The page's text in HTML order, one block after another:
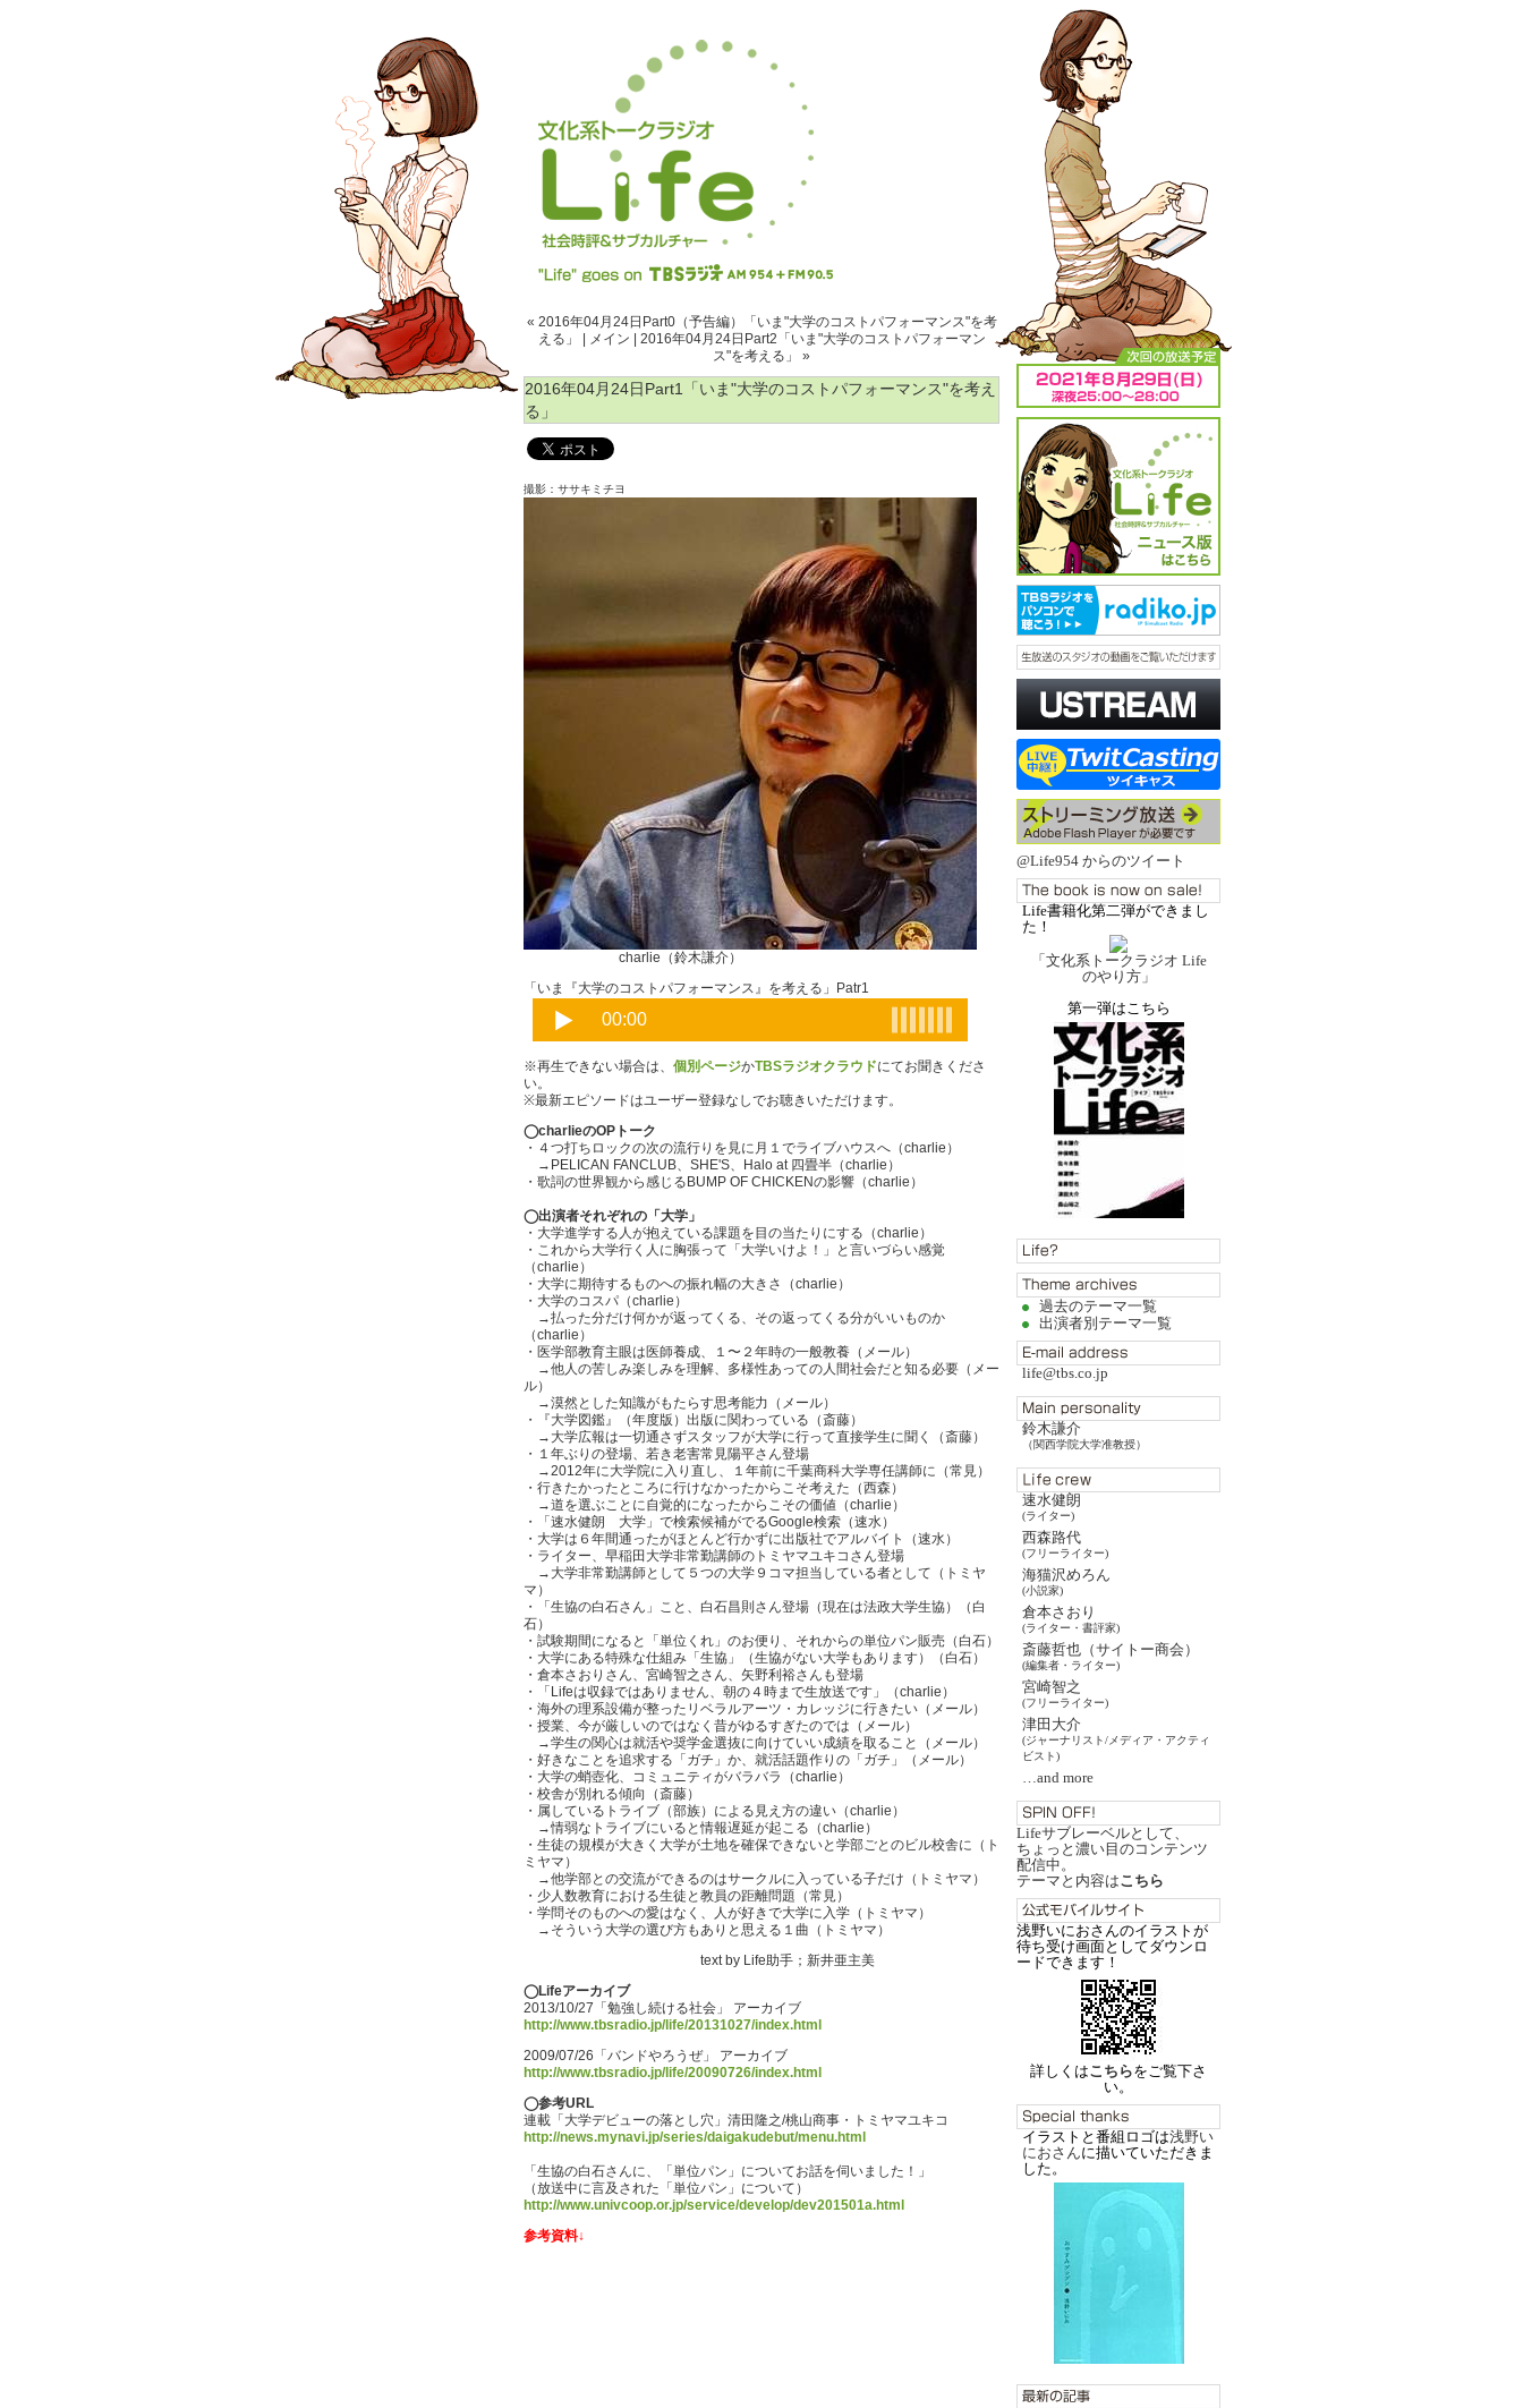
@Life954 からのツイート
Life書籍化第二弾ができまし
た！
「文化系トークラジオ Life
のやり方」
第一弾はこちら
過去のテーマ一覧
出演者別テーマ一覧
life@tbs.co.jp
鈴木謙介
（関西学院大学准教授）
速水健朗
(ライター)
西森路代
(フリーライター)
海猫沢めろん
(小説家)
倉本さおり
(ライター・書評家)
斎藤哲也（サイトー商会）
(編集者・ライター)
宮崎智之
(フリーライター)
津田大介
(ジャーナリスト/メディア・アクティ
ビスト)
…and more
Lifeサブレーベルとして、
ちょっと濃い目のコンテンツ
配信中。
テーマと内容はこちら
浅野いにおさんのイラストが
待ち受け画面としてダウンロ
ードできます！
詳しくはこちらをご覧下さ
い。
イラストと番組ロゴは浅野い
におさんに描いていただきま
した。
« 2016年04月24日Part0（予告編）「いま"大学のコストパフォーマンス"を考
える」
メイン
2016年04月24日Part2「いま"大学のコストパフォーマン
ス"を考える」 »
2016年04月24日Part1「いま"大学のコストパフォーマンス"を考え
る」
撮影：ササキミチヨ
charlie（鈴木謙介）
「いま『大学のコストパフォーマンス』を考える」Patr1
※再生できない場合は、 個別ページかTBSラジオクラウドにてお聞きくださ
い。
※最新エピソードはユーザー登録なしでお聴きいただけます。
◯charlieのOPトーク
・４つ打ちロックの次の流行りを見に月１でライブハウスへ（charlie）
→PELICAN FANCLUB、SHE'S、Halo at 四畳半（charlie）
・歌詞の世界観から感じるBUMP OF CHICKENの影響（charlie）
◯出演者それぞれの「大学」
・大学進学する人が抱えている課題を目の当たりにする（charlie）
・これから大学行く人に胸張って「大学いけよ！」と言いづらい感覚
（charlie）
・大学に期待するものへの振れ幅の大きさ（charlie）
・大学のコスパ（charlie）
→払った分だけ何かが返ってくる、その返ってくる分がいいものか
（charlie）
・医学部教育主眼は医師養成、１〜２年時の一般教養（メール）
→他人の苦しみ楽しみを理解、多様性あっての人間社会だと知る必要（メー
ル）
→漠然とした知識がもたらす思考能力（メール）
・『大学図鑑』（年度版）出版に関わっている（斎藤）
→大学広報は一切通さずスタッフが大学に行って直接学生に聞く（斎藤）
・１年ぶりの登場、若き老害常見陽平さん登場
→2012年に大学院に入り直し、１年前に千葉商科大学専任講師に（常見）
・行きたかったところに行けなかったからこそ考えた（西森）
→道を選ぶことに自覚的になったからこその価値（charlie）
・「速水健朗 大学」で検索候補がでるGoogle検索（速水）
・大学は６年間通ったがほとんど行かずに出版社でアルバイト（速水）
・ライター、早稲田大学非常勤講師のトミヤマユキコさん登場
→大学非常勤講師として５つの大学９コマ担当している者として（トミヤ
マ）
・「生協の白石さん」こと、白石昌則さん登場（現在は法政大学生協）（白
石）
・試験期間になると「単位くれ」のお便り、それからの単位パン販売（白石）
・大学にある特殊な仕組み「生協」（生協がない大学もあります）（白石）
・倉本さおりさん、宮崎智之さん、矢野利裕さんも登場
・「Lifeは収録ではありません、朝の４時まで生放送です」（charlie）
・海外の理系設備が整ったリベラルアーツ・カレッジに行きたい（メール）
・授業、今が厳しいのではなく昔がゆるすぎたのでは（メール）
→学生の関心は就活や奨学金選抜に向けていい成績を取ること（メール）
・好きなことを追求する「ガチ」か、就活話題作りの「ガチ」（メール）
・大学の蛸壺化、コミュニティがバラバラ（charlie）
・校舎が別れる傾向（斎藤）
・属しているトライブ（部族）による見え方の違い（charlie）
→情弱なトライブにいると情報遅延が起こる（charlie）
・生徒の規模が大きく大学が土地を確保できないと学部ごとのビル校舎に（ト
ミヤマ）
→他学部との交流ができるのはサークルに入っている子だけ（トミヤマ）
・少人数教育における生徒と教員の距離問題（常見）
・学問そのものへの愛はなく、人が好きで大学に入学（トミヤマ）
→そういう大学の選び方もありと思える１曲（トミヤマ）
text by Life助手；新井亜主美
◯Lifeアーカイブ
2013/10/27「勉強し続ける社会」 アーカイブ
http://www.tbsradio.jp/life/20131027/index.html
2009/07/26「バンドやろうぜ」 アーカイブ
http://www.tbsradio.jp/life/20090726/index.html
◯参考URL
連載「大学デビューの落とし穴」清田隆之/桃山商事・トミヤマユキコ
http://news.mynavi.jp/series/daigakudebut/menu.html
「生協の白石さんに、「単位パン」についてお話を伺いました！」
（放送中に言及された「単位パン」について）
http://www.univcoop.or.jp/service/develop/dev201501a.html
参考資料↓